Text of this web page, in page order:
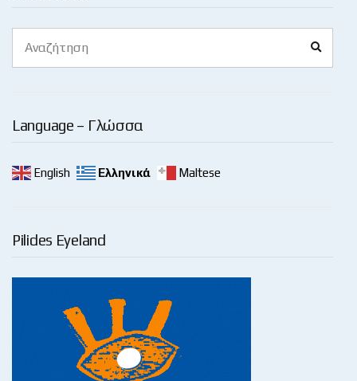
for:
Language – Γλώσσα
English Ελληνικά Maltese
Pilides Eyeland